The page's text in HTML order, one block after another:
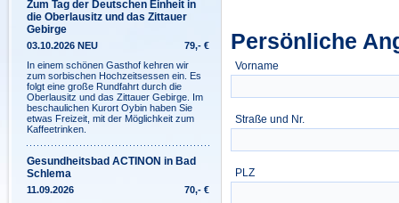
Persönliche
Vorname
Straße und Nr.
PLZ
Zum Tag der Deutschen Einheit in
die Oberlausitz und das Zittauer
Gebirge
03.10.2026 NEU
79,- €
In einem schönen Gasthof kehren wir
zum sorbischen Hochzeitsessen ein. Es
folgt eine große Rundfahrt durch die
Oberlausitz und das Zittauer Gebirge. Im
beschaulichen Kurort Oybin haben Sie
etwas Freizeit, mit der Möglichkeit zum
Kaffeetrinken.
Gesundheitsbad ACTINON in Bad
Schlema
11.09.2026
70,- €